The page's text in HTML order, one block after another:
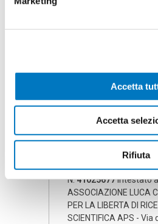
Accetta
Accetta
Rifiuta
chiamando il nostro
COSCIONI PER LA
RICERCA SCIENTIFICA
BIC: ICRAITRRROM
CON BOLLETTINO
N.41025677intestato a
ASSOCIAZIONE LUCA
PER LA LIBERTA DI
SCIENTIFICA APS - Via